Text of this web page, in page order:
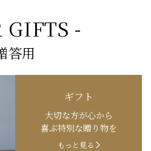
GIFTS -
答用
ギフト
大切な方が心から
喜ぶ特別な贈り物を
もっと見る